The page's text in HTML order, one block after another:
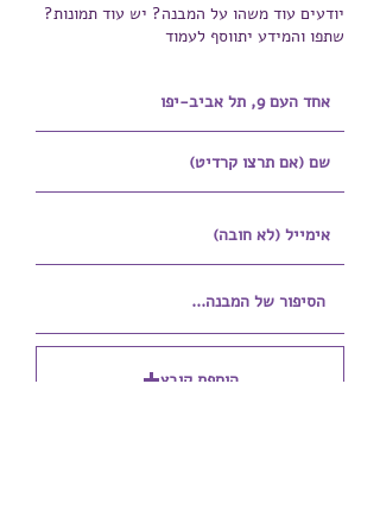
יודעים עוד משהו על המבנה? יש עוד תמונות?
שתפו והמידע יתווסף לעמוד
הוספת קובץ